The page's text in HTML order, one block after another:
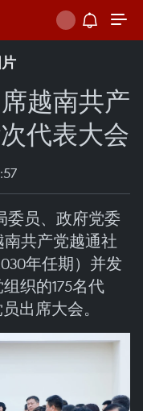
越南共产
代表大会
委员、政府党委
共产党越通社
年任期）并发
织的175名代
出席大会。